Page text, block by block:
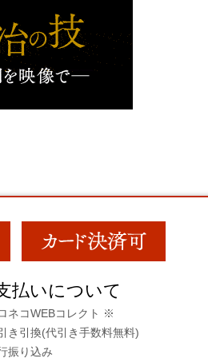
払いについて
ネコWEBコレクト ※
き引換(代引き手数料無料)
振り込み